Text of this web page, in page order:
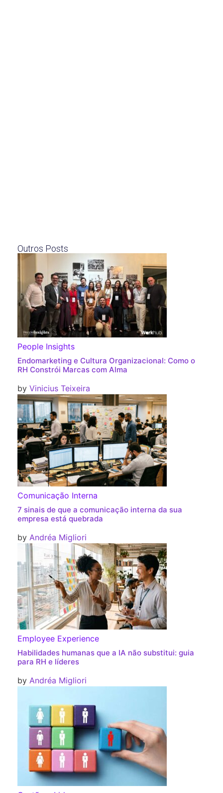
Outros Posts
People Insights
Endomarketing e Cultura Organizacional: Como o
RH Constrói Marcas com Alma
by Vinicius Teixeira
Comunicação Interna
7 sinais de que a comunicação interna da sua
empresa está quebrada
by Andréa Migliori
Employee Experience
Habilidades humanas que a IA não substitui: guia
para RH e líderes
by Andréa Migliori